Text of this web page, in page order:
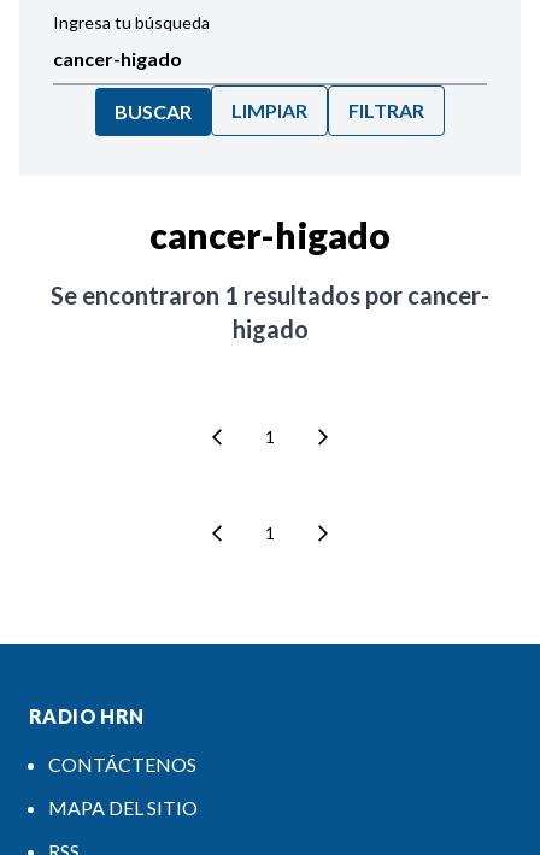
Ingresa tu búsqueda
BUSCAR LIMPIAR FILTRAR
cancer-higado
Se encontraron 1 resultados por cancer-
higado
1
1
RADIO HRN
CONTÁCTENOS
MAPA DEL SITIO